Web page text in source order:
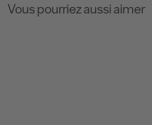
Vous pourriez aussi aimer